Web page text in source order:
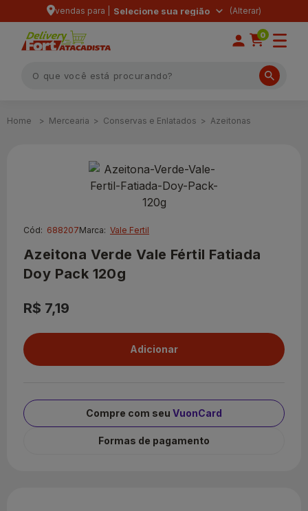
vendas para | Selecione sua região
0
Mercearia Conservas e Enlatados Azeitonas
Cód: 688207Marca: Vale Fertil
Azeitona Verde Vale Fértil Fatiada
Doy Pack 120g
R$ 7,19
Compre com seu VuonCard
Formas de pagamento